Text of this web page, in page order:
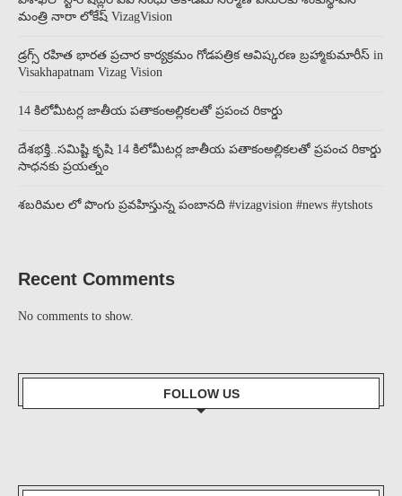
మంత్రి నారా లోకేష్ VizagVision
డ్రగ్స్ రహిత భారత ప్రచార కార్యక్రమం గోడపత్రిక ఆవిష్కరణ బ్రహ్మాకుమారీస్ in
Visakhapatnam Vizag Vision
14 కిలోమీట‌ర్ల జాతీయ ప‌తాకంఅల్లిక‌లతో ప్ర‌పంచ రికార్డు
దేశ‌భ‌క్తి..స‌మిష్టి కృషి 14 కిలోమీట‌ర్ల జాతీయ ప‌తాకంఅల్లిక‌లతో ప్ర‌పంచ రికార్డు
సాధ‌న‌కు ప్ర‌య‌త్నం
శబరిమల లో పొంగు ప్రవహిస్తున్న పంబానది #vizagvision #news #ytshots
Recent Comments
No comments to show.
FOLLOW US